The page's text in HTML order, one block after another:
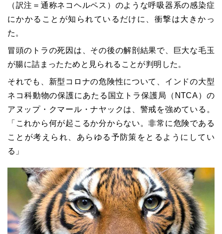
（訳注＝通称ネコヘルペス）のような呼吸器系の感染症
にかかることが知られているだけに、衝撃は大きかっ
た。
冒頭のトラの死因は、その後の解剖結果で、巨大な毛玉
が腸に詰まったためと見られることが判明した。
それでも、新型コロナの危険性について、インドの大型
ネコ科動物の保護にあたる国立トラ保護局（NTCA）の
アヌップ・クマール・ナヤックは、警戒を強めている。
「これから何が起こるか分からない。非常に危険である
ことが考えられ、あらゆる予防策をとるようにしてい
る」